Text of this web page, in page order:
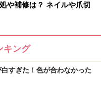
や補修は？ ネイルや爪切
キング
すぎた！色が合わなかった